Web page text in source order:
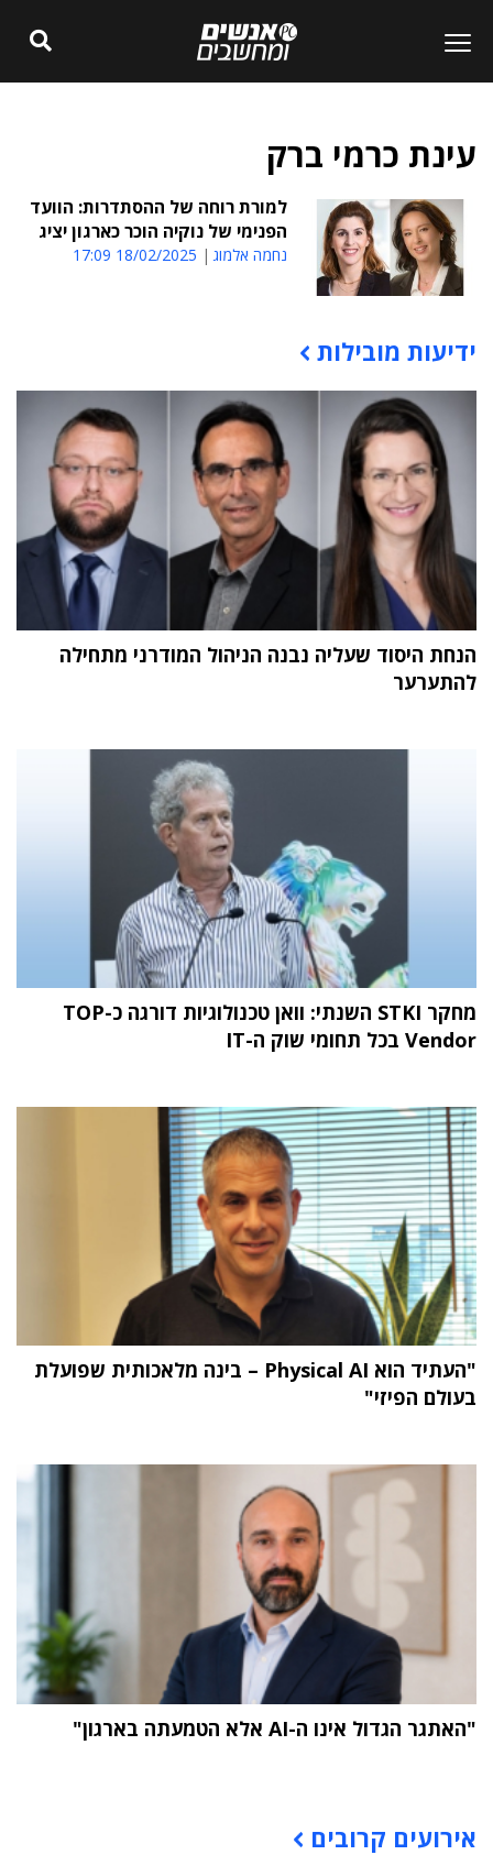
עינת כרמי ברק
למורת רוחה של ההסתדרות: הוועד
הפנימי של נוקיה הוכר כארגון יציג
נחמה אלמוג 18/02/2025 17:09
תוכן פרסומי
ידיעות מובילות
הנחת היסוד שעליה נבנה הניהול המודרני מתחילה
להתערער
מחקר STKI השנתי: וואן טכנולוגיות דורגה כ-TOP
Vendor בכל תחומי שוק ה-IT
"העתיד הוא Physical AI – בינה מלאכותית שפועלת
בעולם הפיזי"
"האתגר הגדול אינו ה-AI אלא הטמעתה בארגון"
אירועים קרובים